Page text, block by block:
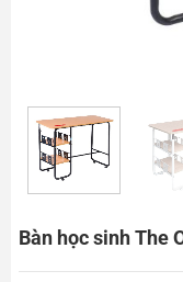
Bàn học sinh The